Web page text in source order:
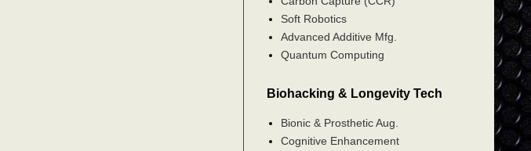
Soft Robotics
Advanced Additive Mfg.
Quantum Computing
Biohacking & Longevity Tech
Bionic & Prosthetic Aug.
Cognitive Enhancement